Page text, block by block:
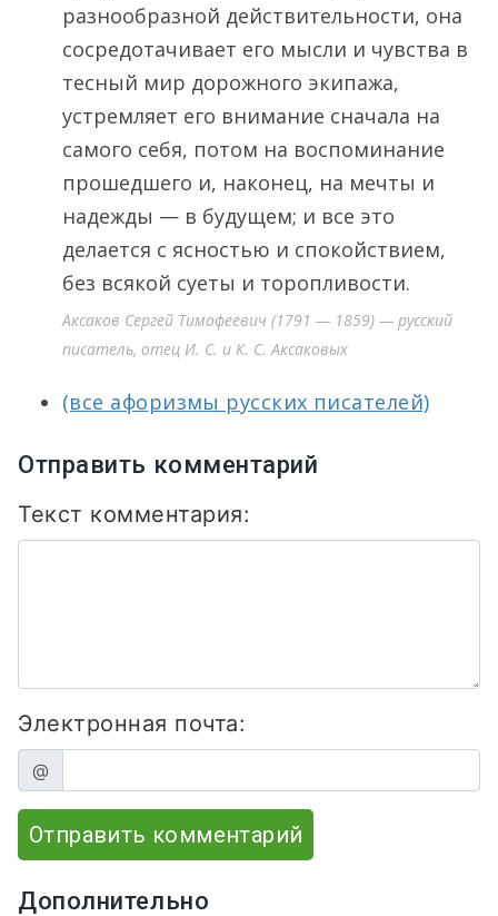
разнообразной действительности, она
сосредотачивает его мысли и чувства в
тесный мир дорожного экипажа,
устремляет его внимание сначала на
самого себя, потом на воспоминание
прошедшего и, наконец, на мечты и
надежды — в будущем; и все это
делается с ясностью и спокойствием,
без всякой суеты и торопливости.
Аксаков Сергей Тимофеевич (1791 — 1859) — русский
писатель, отец И. С. и К. С. Аксаковых
(все афоризмы русских писателей)
Отправить комментарий
Текст комментария:
Электронная почта:
@
Отправить комментарий
Дополнительно